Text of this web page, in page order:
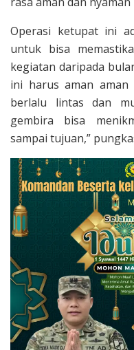
Operasi ketupat ini
untuk bisa
kegiatan daripada
ini harus aman aman
berlalu lintas dan
gembira bisa
sampai tujuan,”